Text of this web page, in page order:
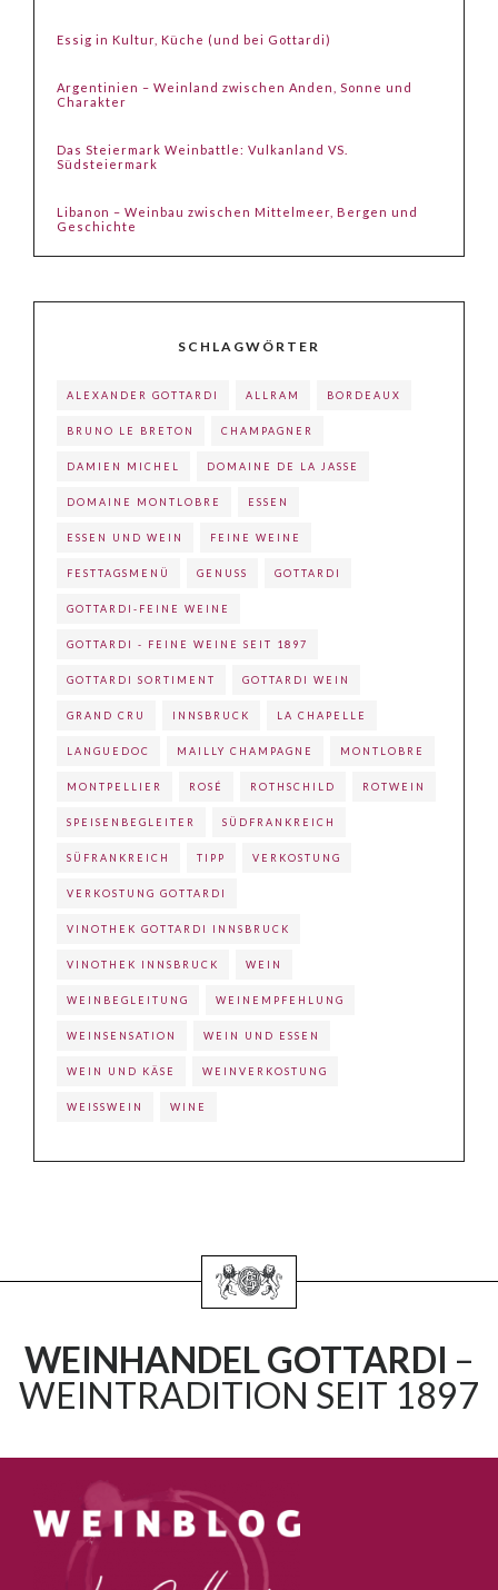
Essig in Kultur, Küche (und bei Gottardi)
Argentinien – Weinland zwischen Anden, Sonne und
Charakter
Das Steiermark Weinbattle: Vulkanland VS.
Südsteiermark
Libanon – Weinbau zwischen Mittelmeer, Bergen und
Geschichte
SCHLAGWÖRTER
ALEXANDER GOTTARDI ALLRAM BORDEAUX
BRUNO LE BRETON CHAMPAGNER
DAMIEN MICHEL DOMAINE DE LA JASSE
DOMAINE MONTLOBRE ESSEN
ESSEN UND WEIN FEINE WEINE
FESTTAGSMENÜ GENUSS GOTTARDI
GOTTARDI-FEINE WEINE
GOTTARDI - FEINE WEINE SEIT 1897
GOTTARDI SORTIMENT GOTTARDI WEIN
GRAND CRU INNSBRUCK LA CHAPELLE
LANGUEDOC MAILLY CHAMPAGNE MONTLOBRE
MONTPELLIER ROSÉ ROTHSCHILD ROTWEIN
SPEISENBEGLEITER SÜDFRANKREICH
SÜFRANKREICH TIPP VERKOSTUNG
VERKOSTUNG GOTTARDI
VINOTHEK GOTTARDI INNSBRUCK
VINOTHEK INNSBRUCK WEIN
WEINBEGLEITUNG WEINEMPFEHLUNG
WEINSENSATION WEIN UND ESSEN
WEIN UND KÄSE WEINVERKOSTUNG
WEISSWEIN WINE
WEINHANDEL GOTTARDI –
WEINTRADITION SEIT 1897